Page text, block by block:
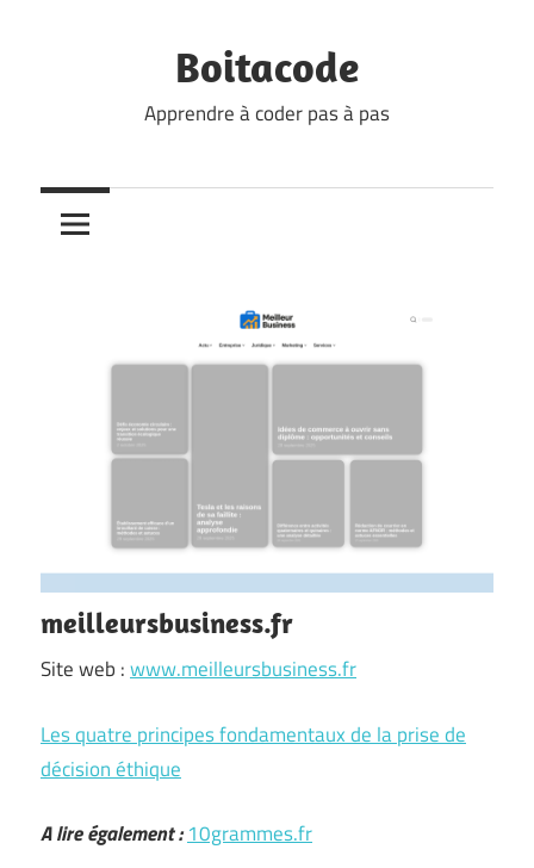
Boitacode
Apprendre à coder pas à pas
meilleursbusiness.fr
Site web :www.meilleursbusiness.fr
Les quatre principes fondamentaux de la prise de
décision éthique
A lire également : 10grammes.fr